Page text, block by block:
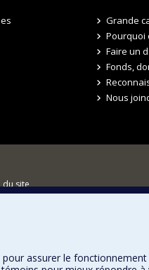
Grande
Pourquoi
Faire un
Fonds,
Nous
du site
assurer le